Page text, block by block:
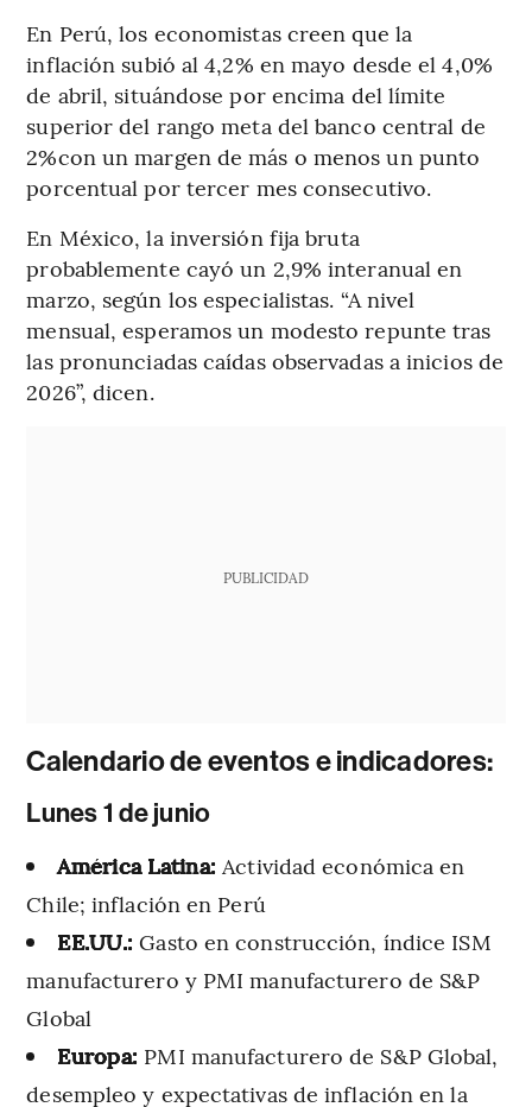
En Perú, los economistas creen que la
inflación subió al 4,2% en mayo desde el 4,0%
de abril, situándose por encima del límite
superior del rango meta del banco central de
2%con un margen de más o menos un punto
porcentual por tercer mes consecutivo.
En México, la inversión fija bruta
probablemente cayó un 2,9% interanual en
marzo, según los especialistas. “A nivel
mensual, esperamos un modesto repunte tras
las pronunciadas caídas observadas a inicios de
2026”, dicen.
PUBLICIDAD
Calendario de eventos e indicadores:
Lunes 1 de junio
América Latina: Actividad económica en
Chile; inflación en Perú
EE.UU.:Gasto en construcción, índice ISM
manufacturero y PMI manufacturero de S&P
Global
Europa: PMI manufacturero de S&P Global,
desempleo y expectativas de inflación en la